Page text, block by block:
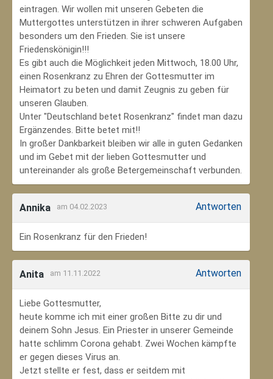
eintragen. Wir wollen mit unseren Gebeten die
Muttergottes unterstützen in ihrer schweren Aufgaben
besonders um den Frieden. Sie ist unsere
Friedenskönigin!!!
Es gibt auch die Möglichkeit jeden Mittwoch, 18.00 Uhr,
einen Rosenkranz zu Ehren der Gottesmutter im
Heimatort zu beten und damit Zeugnis zu geben für
unseren Glauben.
Unter "Deutschland betet Rosenkranz" findet man dazu
Ergänzendes. Bitte betet mit!!
In großer Dankbarkeit bleiben wir alle in guten Gedanken
und im Gebet mit der lieben Gottesmutter und
untereinander als große Betergemeinschaft verbunden.
Annika am 04.02.2023 Antworten
Ein Rosenkranz für den Frieden!
Anita am 11.11.2022 Antworten
Liebe Gottesmutter,
heute komme ich mit einer großen Bitte zu dir und
deinem Sohn Jesus. Ein Priester in unserer Gemeinde
hatte schlimm Corona gehabt. Zwei Wochen kämpfte
er gegen dieses Virus an.
Jetzt stellte er fest, dass er seitdem mit